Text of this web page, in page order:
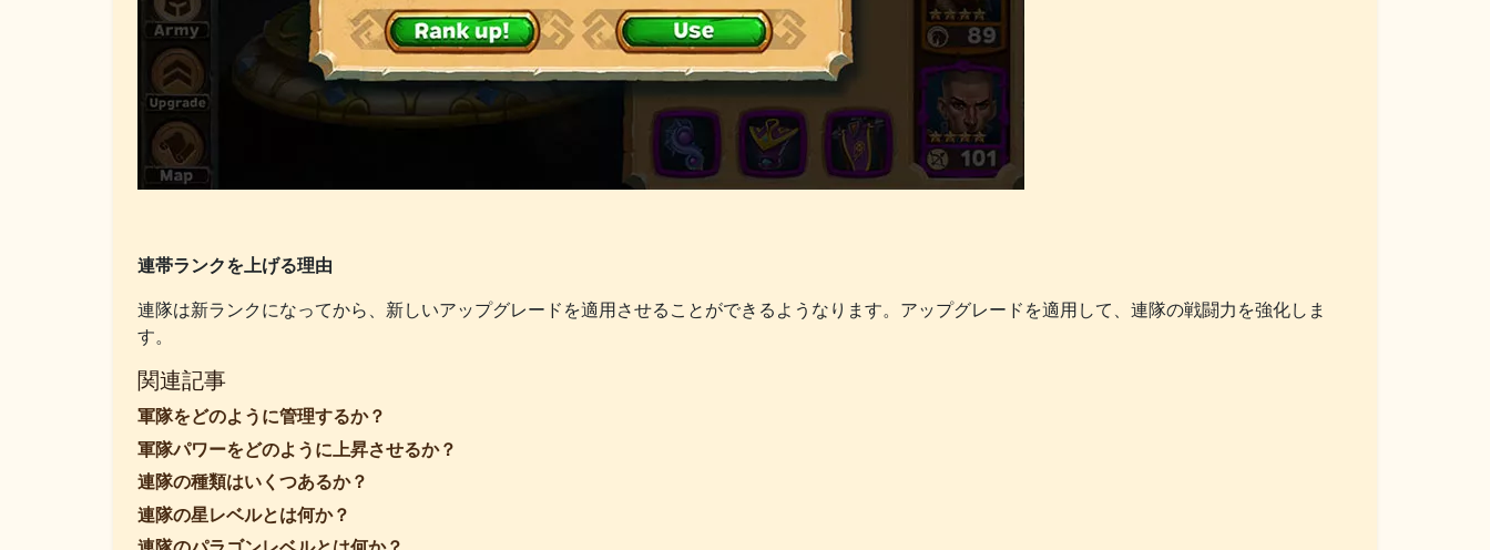
連帯ランクを上げる理由
連隊は新ランクになってから、新しいアップグレードを適用させることができるようなります。アップグレードを適用して、連隊の戦闘力を強化しま
す。
関連記事
軍隊をどのように管理するか？
軍隊パワーをどのように上昇させるか？
連隊の種類はいくつあるか？
連隊の星レベルとは何か？